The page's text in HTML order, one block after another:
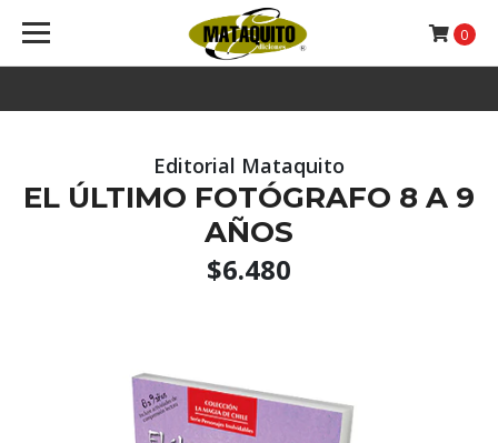
0
Editorial Mataquito
EL ÚLTIMO FOTÓGRAFO 8 A 9
AÑOS
$6.480